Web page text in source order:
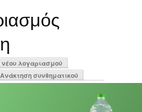
καρτέλες
νέου λογαριασμού
Ανάκτηση συνθηματικού